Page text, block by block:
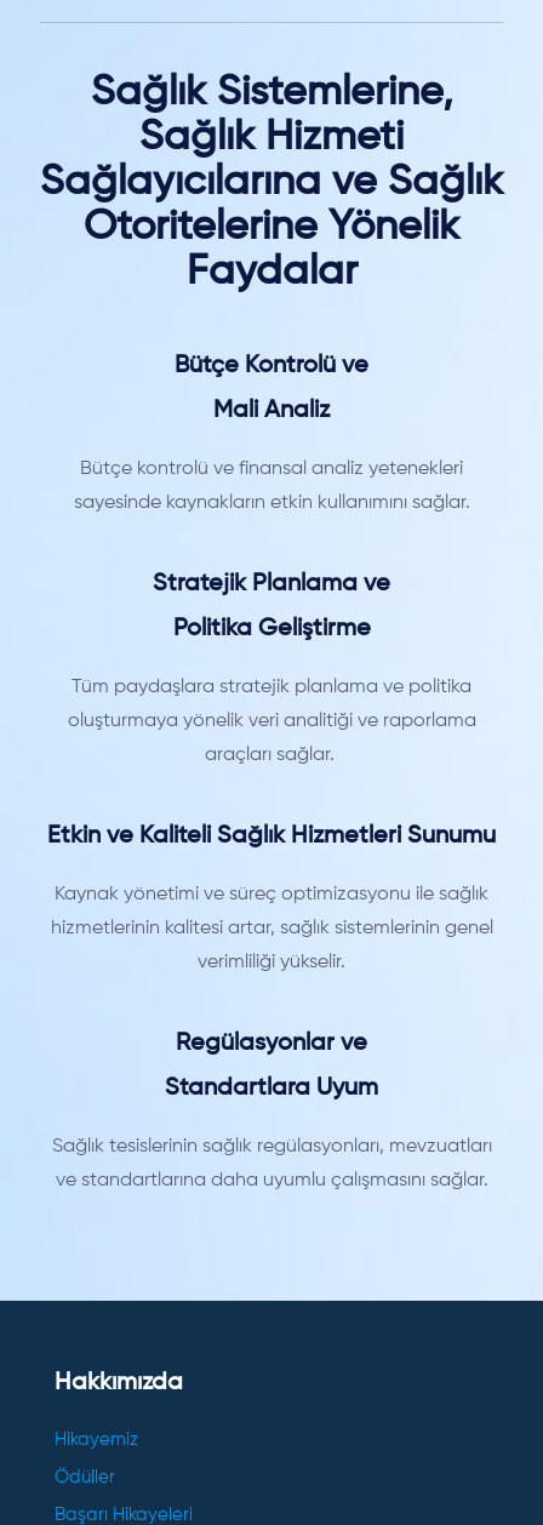
Sağlık Sistemlerine,
Sağlık Hizmeti
Sağlayıcılarına ve Sağlık
Otoritelerine Yönelik
Faydalar
Bütçe Kontrolü ve
Mali Analiz
Bütçe kontrolü ve finansal analiz yetenekleri
sayesinde kaynakların etkin kullanımını sağlar.
Stratejik Planlama ve
Politika Geliştirme
Tüm paydaşlara stratejik planlama ve politika
oluşturmaya yönelik veri analitiği ve raporlama
araçları sağlar.
Etkin ve Kaliteli Sağlık Hizmetleri Sunumu
Kaynak yönetimi ve süreç optimizasyonu ile sağlık
hizmetlerinin kalitesi artar, sağlık sistemlerinin genel
verimliliği yükselir.
Regülasyonlar ve
Standartlara Uyum
Sağlık tesislerinin sağlık regülasyonları, mevzuatları
ve standartlarına daha uyumlu çalışmasını sağlar.
Hakkımızda
Hikayemiz
Ödüller
Başarı Hikayeleri